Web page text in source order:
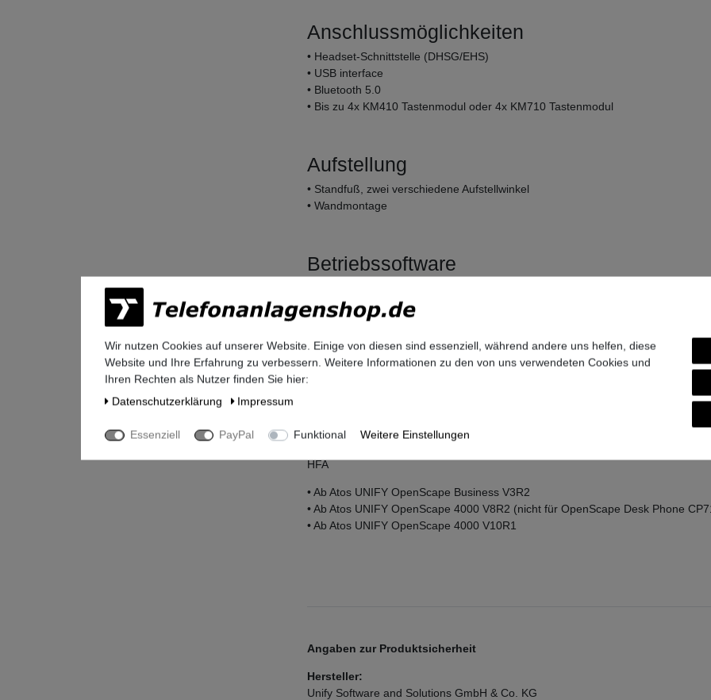
Anschlussmöglichkeiten
• Headset-Schnittstelle (DHSG/EHS)
• USB interface
• Bluetooth 5.0
• Bis zu 4x KM410 Tastenmodul oder 4x KM710 Tastenmodul
Aufstellung
• Standfuß, zwei verschiedene Aufstellwinkel
• Wandmontage
Betriebssoftware
• Plug & Play / automatische Software-Bereitstellung über Atos Unify DLS
Kommunikationsplattformen
Die OpenScape Desk Phone CP G2 Produktfamilie unterstützt die folgenden
• Ab Atos Unify OpenScape Voice V9
HFA
• Ab Atos UNIFY OpenScape Business V3R2
• Ab Atos UNIFY OpenScape 4000 V8R2 (nicht für OpenScape Desk Phone
• Ab Atos UNIFY OpenScape 4000 V10R1
Angaben zur Produktsicherheit
Hersteller:
Unify Software and Solutions GmbH & Co. KG
Wir nutzen Cookies auf unserer Website. Einige von diesen sind essenziell, während andere uns helfen, diese
Website und Ihre Erfahrung zu verbessern. Weitere Informationen zu den von uns verwendeten Cookies und
Ihren Rechten als Nutzer finden Sie hier:
Daten­schutz­erklärung
Impressum
Essenziell PayPal Funktional Weitere Einstellungen